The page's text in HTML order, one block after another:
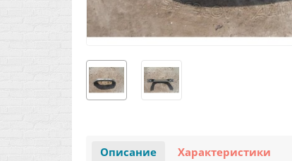
Описание Характеристики